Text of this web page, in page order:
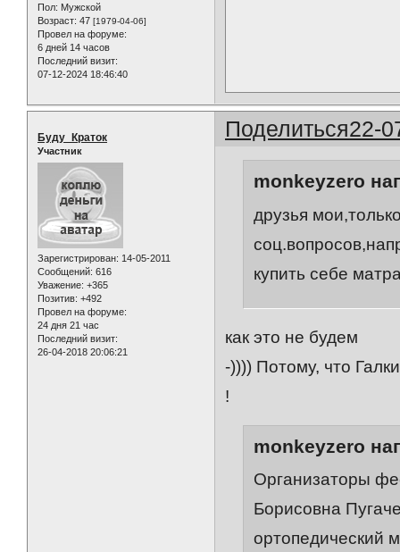
Пол: Мужской
Возраст: 47 [1979-04-06]
Провел на форуме:
6 дней 14 часов
Последний визит:
07-12-2024 18:46:40
Поделиться22-
Буду_Краток
Участник
Зарегистрирован: 14-05-2011
Сообщений: 616
Уважение: +365
Позитив: +492
Провел на форуме:
24 дня 21 час
Последний визит:
26-04-2018 20:06:21
monkeyzero
друзья
купить себе
как это не будем
-)))) Потому, что
!
monkeyzero
Организаторы
Борисовна
ортопедический